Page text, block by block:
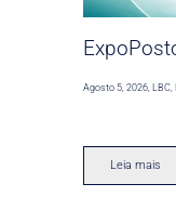
Agosto 5, 2026,LBC,
Leia mais